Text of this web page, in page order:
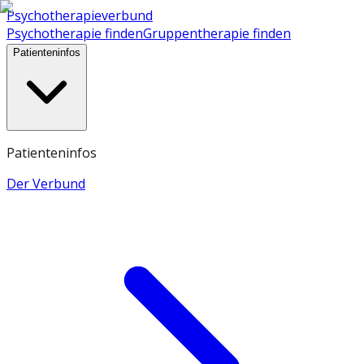
Psychotherapieverbund
Psychotherapie findenGruppentherapie finden
Patienteninfos
Patienteninfos
Der Verbund